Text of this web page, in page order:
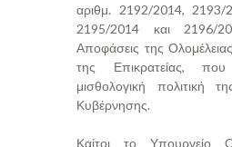
αριθμ. 2192/2014, 2193/
2195/2014 και 2196/
Αποφάσεις της
της Επικρατείας,
μισθολογική πολιτική
Κυβέρνησης.
Καίτοι το Υπουργείο